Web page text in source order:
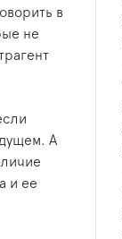
в
не
А
и ее